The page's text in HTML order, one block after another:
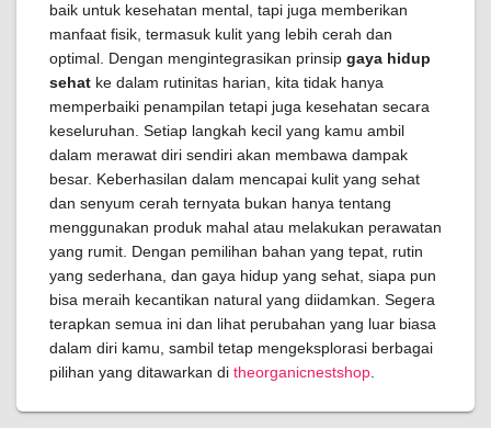
baik untuk kesehatan mental, tapi juga memberikan
manfaat fisik, termasuk kulit yang lebih cerah dan
optimal. Dengan mengintegrasikan prinsip gaya hidup
sehat ke dalam rutinitas harian, kita tidak hanya
memperbaiki penampilan tetapi juga kesehatan secara
keseluruhan. Setiap langkah kecil yang kamu ambil
dalam merawat diri sendiri akan membawa dampak
besar. Keberhasilan dalam mencapai kulit yang sehat
dan senyum cerah ternyata bukan hanya tentang
menggunakan produk mahal atau melakukan perawatan
yang rumit. Dengan pemilihan bahan yang tepat, rutin
yang sederhana, dan gaya hidup yang sehat, siapa pun
bisa meraih kecantikan natural yang diidamkan. Segera
terapkan semua ini dan lihat perubahan yang luar biasa
dalam diri kamu, sambil tetap mengeksplorasi berbagai
pilihan yang ditawarkan di theorganicnestshop